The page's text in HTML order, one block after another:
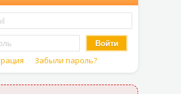
Войти
Забыли пароль?